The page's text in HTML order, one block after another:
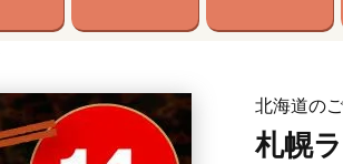
北海道の
札幌